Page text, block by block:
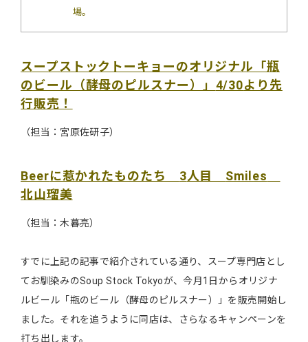
場。
スープストックトーキョーのオリジナル「瓶
のビール（酵母のピルスナー）」 4/30より先
行販売！
（担当：宮原佐研子）
Beerに惹かれたものたち 3人目 Smiles
北山瑠美
（担当：木暮亮）
すでに上記の記事で紹介されている通り、スープ専門店とし
てお馴染みのSoup Stock Tokyoが、今月1日からオリジナ
ルビール「瓶のビール（酵母のピルスナー）」を販売開始し
ました。それを追うように同店は、さらなるキャンペーンを
打ち出します。